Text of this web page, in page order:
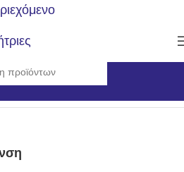
/Πότισμα